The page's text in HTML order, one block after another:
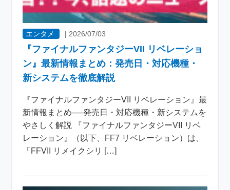
エンタメ | 2026/07/03
『ファイナルファンタジーVII リベレーショ
ン』最新情報まとめ：発売日・対応機種・
新システムを徹底解説
『ファイナルファンタジーVII リベレーション』最
新情報まとめ──発売日・対応機種・新システムを
やさしく解説 『ファイナルファンタジーVII リベ
レーション』（以下、FF7 リベレーション）は、
「FFVII リメイクシリ […]